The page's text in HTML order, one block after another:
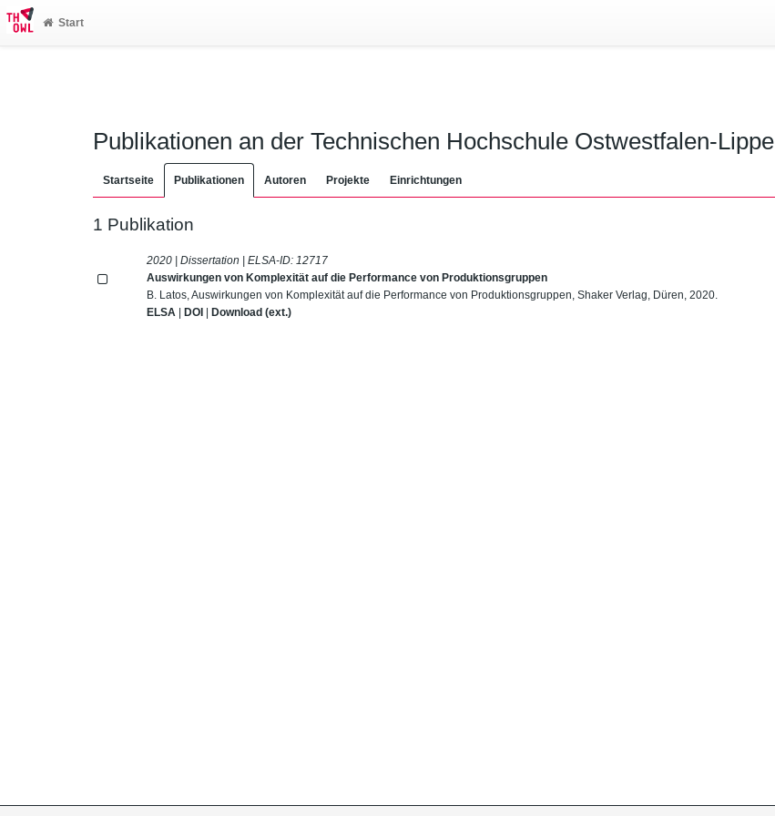
Start
Publikationen an der Technischen Hochschule Ostwestfalen-Lippe
Startseite Publikationen Autoren Projekte Einrichtungen
1 Publikation
2020 | Dissertation | ELSA-ID: 12717
Auswirkungen von Komplexität auf die Performance von Produktionsgruppen
B. Latos, Auswirkungen von Komplexität auf die Performance von Produktionsgruppen, Shaker Verlag, Düren, 2020.
ELSA |DOI |Download (ext.)